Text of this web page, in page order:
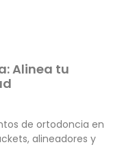
Alinea tu
de ortodoncia en
alineadores y